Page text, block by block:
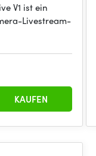
V1 ist ein
Livestream-
KAUFEN